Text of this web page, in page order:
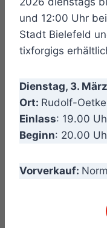
und 12:00 Uhr
Stadt Bielefeld
tixforgigs
Dienstag, 3.
Ort: Rudolf-
Einlass: 19.00
Beginn: 20.00
Vorverkauf: